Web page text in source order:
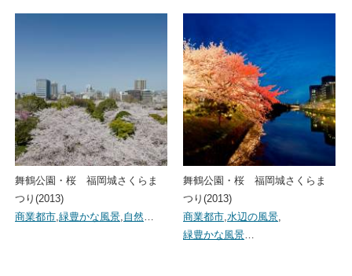
舞鶴公園・桜 福岡城さくらま
つり(2013)
商業都市,緑豊かな風景,自然…
舞鶴公園・桜 福岡城さくらま
つり(2013)
商業都市,水辺の風景,
緑豊かな風景…